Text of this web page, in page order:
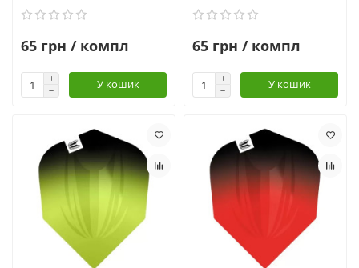
65 грн / компл
У кошик
65 грн / компл
У кошик